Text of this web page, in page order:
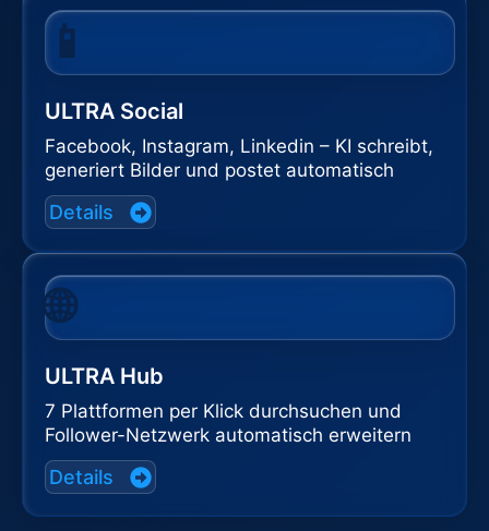
📱
ULTRA Social
Facebook, Instagram, Linkedin – KI schreibt,
generiert Bilder und postet automatisch
Details
🌐
ULTRA Hub
7 Plattformen per Klick durchsuchen und
Follower-Netzwerk automatisch erweitern
Details